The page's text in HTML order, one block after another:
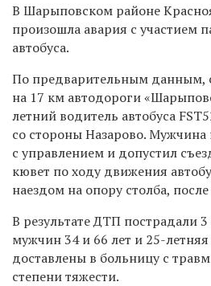
В Шарыповском районе
произошла авария с участием
автобуса.
По предварительным данным,
на 17 км автодороги
летний водитель автобуса
со стороны Назарово. Мужчина
с управлением и допустил
кювет по ходу движения
наездом на опору столба,
В результате ДТП пострадали
мужчин 34 и 66 лет и 25-
доставлены в больницу с
степени тяжести.